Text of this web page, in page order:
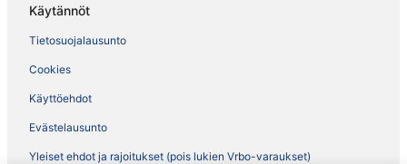
Käytännöt
Tietosuojalausunto
Cookies
Käyttöehdot
Evästelausunto
Yleiset ehdot ja rajoitukset (pois lukien Vrbo-varaukset)